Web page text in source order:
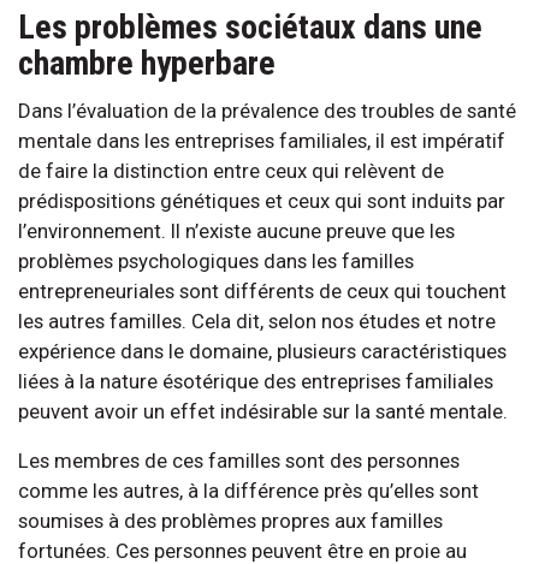
Les problèmes sociétaux dans une
chambre hyperbare
Dans l’évaluation de la prévalence des troubles de santé
mentale dans les entreprises familiales, il est impératif
de faire la distinction entre ceux qui relèvent de
prédispositions génétiques et ceux qui sont induits par
l’environnement. Il n’existe aucune preuve que les
problèmes psychologiques dans les familles
entrepreneuriales sont différents de ceux qui touchent
les autres familles. Cela dit, selon nos études et notre
expérience dans le domaine, plusieurs caractéristiques
liées à la nature ésotérique des entreprises familiales
peuvent avoir un effet indésirable sur la santé mentale.
Les membres de ces familles sont des personnes
comme les autres, à la différence près qu’elles sont
soumises à des problèmes propres aux familles
fortunées. Ces personnes peuvent être en proie au